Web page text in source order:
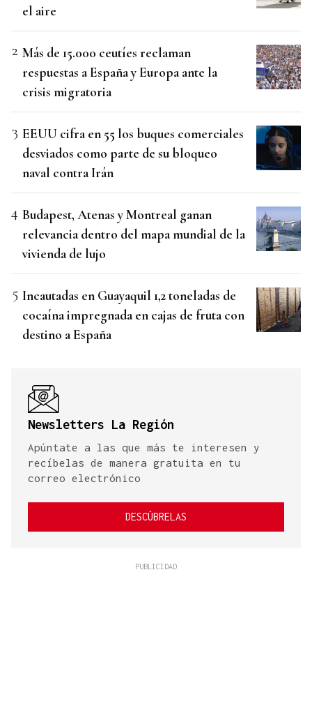
el aire
Más de 15.000 ceutíes reclaman
respuestas a España y Europa ante la
crisis migratoria
EEUU cifra en 55 los buques comerciales
desviados como parte de su bloqueo
naval contra Irán
Budapest, Atenas y Montreal ganan
relevancia dentro del mapa mundial de la
vivienda de lujo
Incautadas en Guayaquil 1,2 toneladas de
cocaína impregnada en cajas de fruta con
destino a España
Newsletters La Región
Apúntate a las que más te interesen y
recíbelas de manera gratuita en tu
correo electrónico
DESCÚBRELAS